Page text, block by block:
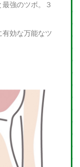
強のツボ。３
効な万能なツ